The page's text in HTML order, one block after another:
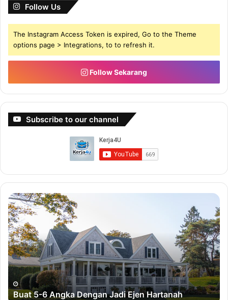
Follow Us
The Instagram Access Token is expired, Go to the Theme
options page > Integrations, to to refresh it.
Follow Sekarang
Subscribe to our channel
Buat
5-
6
Angka
Dengan
Jadi
Ejen
Hartanah
Buat 5-6 Angka Dengan Jadi Ejen Hartanah